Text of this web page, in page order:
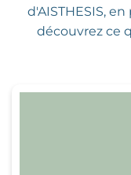
d'AISTHESIS,en
découvrez ce